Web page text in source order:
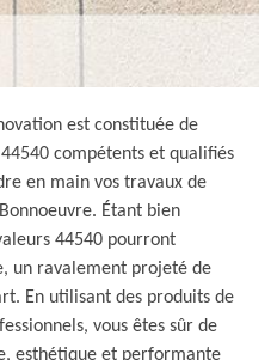
est constituée de
compétents et qualifiés
en main vos travaux de
Étant bien
44540 pourront
un ravalement projeté de
En utilisant des produits de
vous êtes sûr de
esthétique et performante